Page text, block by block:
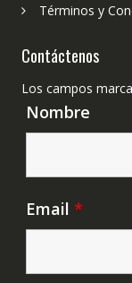
Términos y
Contáctenos
Los campos
Nombre
Email *